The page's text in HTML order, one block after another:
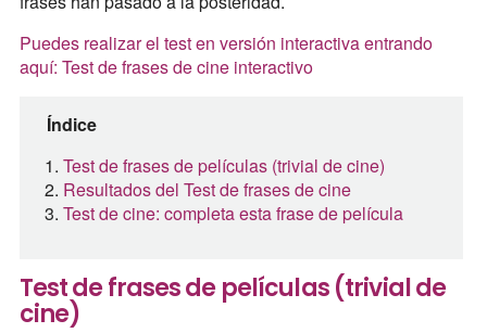
Puedes realizar el test en versión interactiva entrando
aquí: Test de frases de cine interactivo
Índice
Test de frases de películas (trivial de cine)
Resultados del Test de frases de cine
Test de cine: completa esta frase de película
Test de frases de películas (trivial de
cine)